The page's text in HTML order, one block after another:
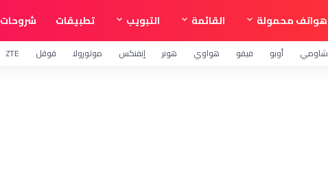
هواتف محمولة القائمة التبويب تطبيقات شروحات
شاومي أوبو فيفو هواوي هونر إنفنكس موتورولا قوقل ZTE